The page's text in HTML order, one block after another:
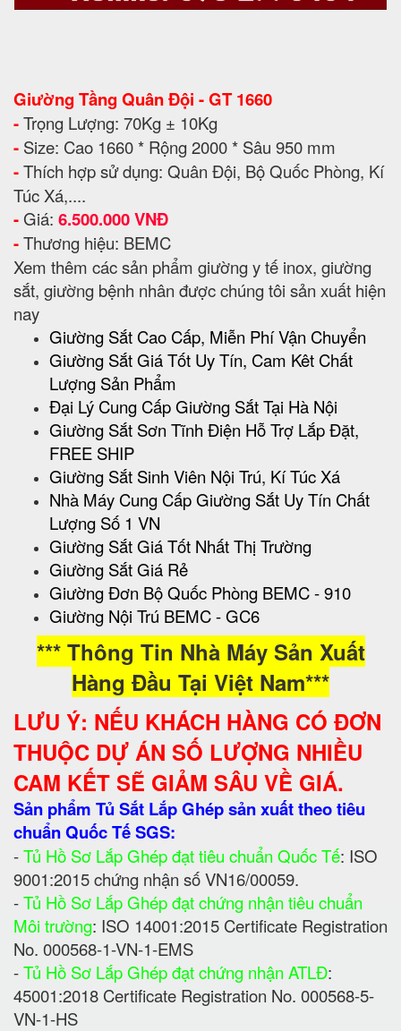
Giường Tầng Quân Đội - GT 1660
-Trọng Lượng: 70Kg ± 10Kg
- Size: Cao 1660 * Rộng 2000 * Sâu 950 mm
-Thích hợp sử dụng: Quân Đội, Bộ Quốc Phòng, Kí
Túc Xá,....
- Giá: 6.500.000 VNĐ
-Thương hiệu: BEMC
Xem thêm các sản phẩm giường y tế inox, giường
sắt, giường bệnh nhân được chúng tôi sản xuất hiện
nay
Giường Sắt Cao Cấp, Miễn Phí Vận Chuyển
Giường Sắt Giá Tốt Uy Tín, Cam Kêt Chất
Lượng Sản Phẩm
Đại Lý Cung Cấp Giường Sắt Tại Hà Nội
Giường Sắt Sơn Tĩnh Điện Hỗ Trợ Lắp Đặt,
FREE SHIP
Giường Sắt Sinh Viên Nội Trú, Kí Túc Xá
Nhà Máy Cung Cấp Giường Sắt Uy Tín Chất
Lượng Số 1 VN
Giường Sắt Giá Tốt Nhất Thị Trường
Giường Sắt Giá Rẻ
Giường Đơn Bộ Quốc Phòng BEMC - 910
Giường Nội Trú BEMC - GC6
*** Thông Tin Nhà Máy Sản Xuất
Hàng Đầu Tại Việt Nam***
LƯU Ý: NẾU KHÁCH HÀNG CÓ ĐƠN
THUỘC DỰ ÁN SỐ LƯỢNG NHIỀU
CAM KẾT SẼ GIẢM SÂU VỀ GIÁ.
Sản phẩm Tủ Sắt Lắp Ghép sản xuất theo tiêu
chuẩn Quốc Tế SGS:
-Tủ Hồ Sơ Lắp Ghép đạt tiêu chuẩn Quốc Tế: ISO
9001:2015 chứng nhận số VN16/00059.
-Tủ Hồ Sơ Lắp Ghép đạt chứng nhận tiêu chuẩn
Môi trường: ISO 14001:2015 Certificate Registration
No. 000568-1-VN-1-EMS
-Tủ Hồ Sơ Lắp Ghép đạt chứng nhận ATLĐ:
45001:2018 Certificate Registration No. 000568-5-
VN-1-HS